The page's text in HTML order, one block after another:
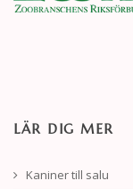
LÄR DIG MER
Kaniner till salu